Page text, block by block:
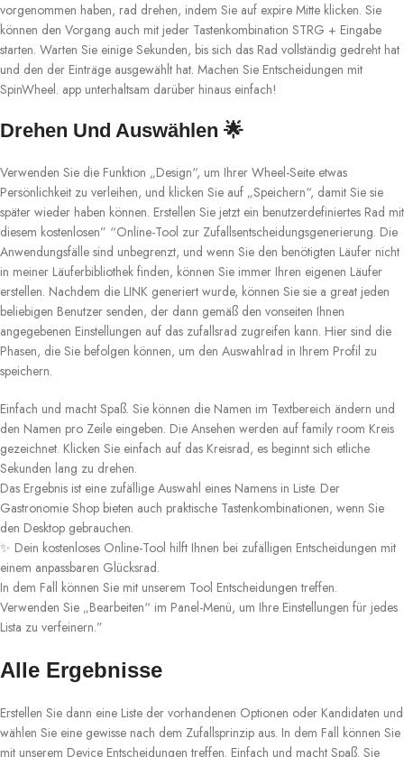
vorgenommen haben, rad drehen, indem Sie auf expire Mitte klicken. Sie
können den Vorgang auch mit jeder Tastenkombination STRG + Eingabe
starten. Warten Sie einige Sekunden, bis sich das Rad vollständig gedreht hat
und den der Einträge ausgewählt hat. Machen Sie Entscheidungen mit
SpinWheel. app unterhaltsam darüber hinaus einfach!
Drehen Und Auswählen 🌟
Verwenden Sie die Funktion „Design“, um Ihrer Wheel-Seite etwas
Persönlichkeit zu verleihen, und klicken Sie auf „Speichern“, damit Sie sie
später wieder haben können. Erstellen Sie jetzt ein benutzerdefiniertes Rad mit
diesem kostenlosen” “Online-Tool zur Zufallsentscheidungsgenerierung. Die
Anwendungsfälle sind unbegrenzt, und wenn Sie den benötigten Läufer nicht
in meiner Läuferbibliothek finden, können Sie immer Ihren eigenen Läufer
erstellen. Nachdem die LINK generiert wurde, können Sie sie a great jeden
beliebigen Benutzer senden, der dann gemäß den vonseiten Ihnen
angegebenen Einstellungen auf das zufallsrad zugreifen kann. Hier sind die
Phasen, die Sie befolgen können, um den Auswahlrad in Ihrem Profil zu
speichern.
Einfach und macht Spaß. Sie können die Namen im Textbereich ändern und
den Namen pro Zeile eingeben. Die Ansehen werden auf family room Kreis
gezeichnet. Klicken Sie einfach auf das Kreisrad, es beginnt sich etliche
Sekunden lang zu drehen.
Das Ergebnis ist eine zufällige Auswahl eines Namens in Liste. Der
Gastronomie Shop bieten auch praktische Tastenkombinationen, wenn Sie
den Desktop gebrauchen.
✨ Dein kostenloses Online-Tool hilft Ihnen bei zufälligen Entscheidungen mit
einem anpassbaren Glücksrad.
In dem Fall können Sie mit unserem Tool Entscheidungen treffen.
Verwenden Sie „Bearbeiten“ im Panel-Menü, um Ihre Einstellungen für jedes
Lista zu verfeinern.”
Alle Ergebnisse
Erstellen Sie dann eine Liste der vorhandenen Optionen oder Kandidaten und
wählen Sie eine gewisse nach dem Zufallsprinzip aus. In dem Fall können Sie
mit unserem Device Entscheidungen treffen. Einfach und macht Spaß. Sie